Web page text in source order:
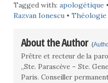
Tagged with: apologétique •
Razvan Ionescu• Théologie
About the Author (
Prêtre et recteur de la
„Ste. Parascève – Ste.
Paris. Conseiller